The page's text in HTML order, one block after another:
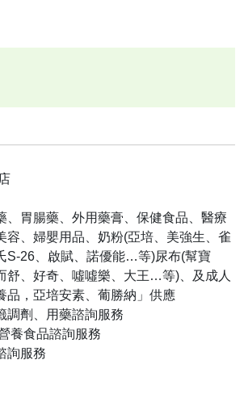
胃腸藥、外用藥膏、保健食品、醫療
容、婦嬰用品、奶粉(亞培、美強生、雀
S-26、啟賦、諾優能…等)尿布(幫寶
舒、好奇、噓噓樂、大王…等)、及成人
品，亞培安素、葡勝納」供應
劑、用藥諮詢服務
養食品諮詢服務
詢服務